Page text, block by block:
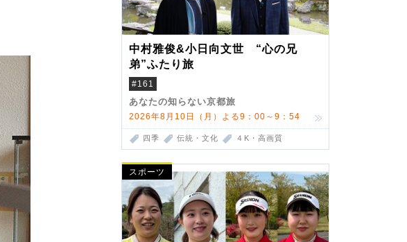
中村雅俊&小日向文世 “心の兄
弟”ふたり旅
#161
あなたの知らない京都旅
2026年8月10日（月）よる9：00～9：54
四季 伝統・文化 ４K・高画質
スポーツ